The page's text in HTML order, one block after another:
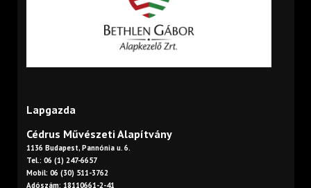
Lapgazda
Cédrus Művészeti Alapítvány
1136 Budapest, Pannónia u. 6.
Tel.: 06 (1) 247-6657
Mobil: 06 (30) 511-3762
Adószám: 18110661-2-41